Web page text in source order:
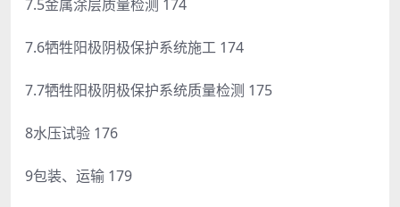
7.5金属涂层质量检测 174
7.6牺牲阳极阴极保护系统施工 174
7.7牺牲阳极阴极保护系统质量检测 175
8水压试验 176
9包装、运输 179